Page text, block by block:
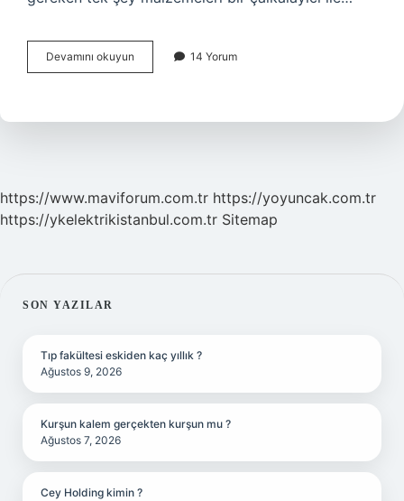
Devamını okuyun
Shaker
Yarar
14 Yorum
https://www.maviforum.com.tr https://yoyuncak.com.tr
https://ykelektrikistanbul.com.tr Sitemap
SIDEBAR
SON YAZILAR
Tıp fakültesi eskiden kaç yıllık ?
Ağustos 9, 2026
Kurşun kalem gerçekten kurşun mu ?
Ağustos 7, 2026
Cey Holding kimin ?